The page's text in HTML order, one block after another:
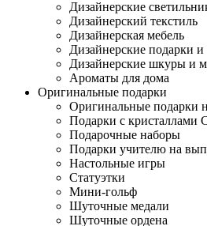
Дизайнерские
Дизайнерский текстиль
Дизайнерская мебель
Дизайнерские подарки
Дизайнерские шкуры и
Ароматы для дома
Оригинальные подарки
Оригинальные подарки
Подарки с кристаллами
Подарочные наборы
Подарки учителю на
Настольные игры
Статуэтки
Мини-гольф
Шуточные медали
Шуточные ордена